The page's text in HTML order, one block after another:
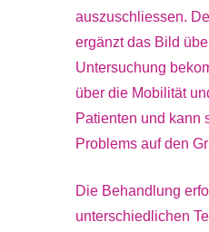
auszuschliessen.
ergänzt das Bild
Untersuchung
über die Mobilität
Patienten und kann
Problems auf den
Die Behandlung
unterschiedlichen